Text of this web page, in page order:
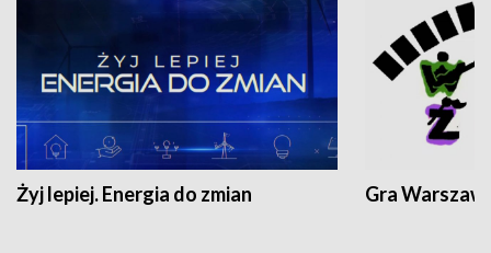
Żyj lepiej. Energia do zmian Gra